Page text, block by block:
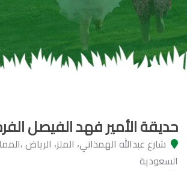
حديقة الأمير فهد الفيصل
شارع عبدالله الهمذاني، الملز، الرياض
السعودية